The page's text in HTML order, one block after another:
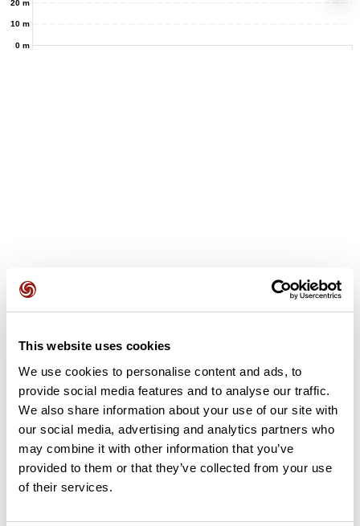
This website uses cookies
We use cookies to personalise content and ads, to
provide social media features and to analyse our traffic.
We also share information about your use of our site with
our social media, advertising and analytics partners who
may combine it with other information that you’ve
provided to them or that they’ve collected from your use
of their services.
0 m
10 m
20 m
Ajouter un avis
Découvrez ce parcours de gravel de 37,1 km qui débute à Bram